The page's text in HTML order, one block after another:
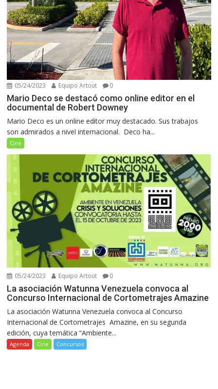
05/24/2023 Equipo Artout 0
Mario Deco se destacó como online editor en el
documental de Robert Downey
Mario Deco es un online editor muy destacado. Sus trabajos
son admirados a nivel internacional. Deco ha...
Cine
05/24/2023 Equipo Artout 0
La asociación Watunna Venezuela convoca al
Concurso Internacional de Cortometrajes Amazine
La asociación Watunna Venezuela convoca al Concurso
Internacional de Cortometrajes Amazine, en su segunda
edición, cuya temática “Ambiente...
Agenda Cine Concursos